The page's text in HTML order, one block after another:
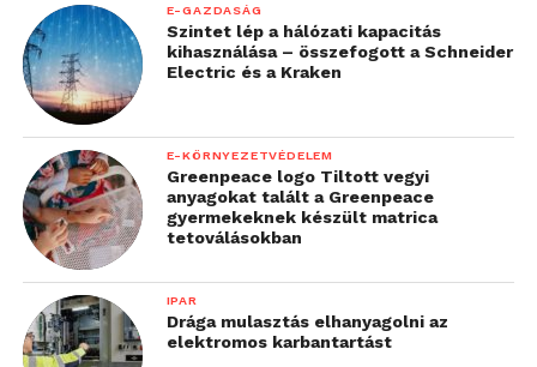
E-GAZDASÁG
Szintet lép a hálózati kapacitás
kihasználása – összefogott a Schneider
Electric és a Kraken
E-KÖRNYEZETVÉDELEM
Greenpeace logo Tiltott vegyi
anyagokat talált a Greenpeace
gyermekeknek készült matrica
tetoválásokban
IPAR
Drága mulasztás elhanyagolni az
elektromos karbantartást